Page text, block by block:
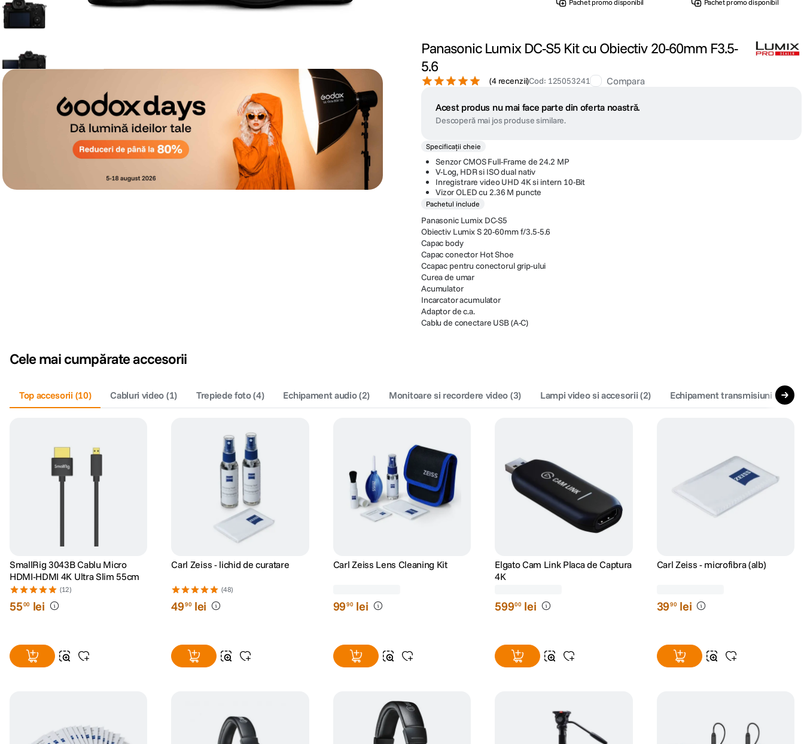
Pachet promo disponibil Pachet promo disponibil
Panasonic Lumix DC-S5 Kit cu Obiectiv 20-60mm F3.5-
5.6
(4 recenzii)Cod: 125053241 Compara
Acest produs nu mai face parte din oferta noastră.
Descoperă mai jos produse similare.
Specificații cheie
Senzor CMOS Full-Frame de 24.2 MP
V-Log, HDR si ISO dual nativ
Inregistrare video UHD 4K si intern 10-Bit
Vizor OLED cu 2.36 M puncte
Pachetul include
Panasonic Lumix DC-S5
Obiectiv Lumix S 20-60mm f/3.5-5.6
Capac body
Capac conector Hot Shoe
Ccapac pentru conectorul grip-ului
Curea de umar
Acumulator
Incarcator acumulator
Adaptor de c.a.
Cablu de conectare USB (A-C)
Cele mai cumpărate accesorii
Top accesorii (10) Cabluri video (1) Trepiede foto(4) Echipament audio(2) Monitoare si recordere video (3) Lampi video si accesorii (2) Echipament transmisiuni live (1
SmallRig 3043B Cablu Micro
HDMI-HDMI 4K Ultra Slim 55cm
(12)
5500 lei
Carl Zeiss - lichid de curatare
(48)
4990 lei
Carl Zeiss Lens Cleaning Kit
9990 lei
Elgato Cam Link Placa de Captura
4K
59900 lei
Carl Zeiss - microfibra (alb)
3990 lei